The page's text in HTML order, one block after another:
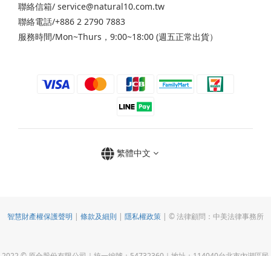
聯絡信箱/ service@natural10.com.tw
聯絡電話/+886 2 2790 7883
服務時間/Mon~Thurs，9:00~18:00 (週五正常出貨）
繁體中文
智慧財產權保護聲明 | 條款及細則 | 隱私權政策 | © 法律顧問：中美法律事務所